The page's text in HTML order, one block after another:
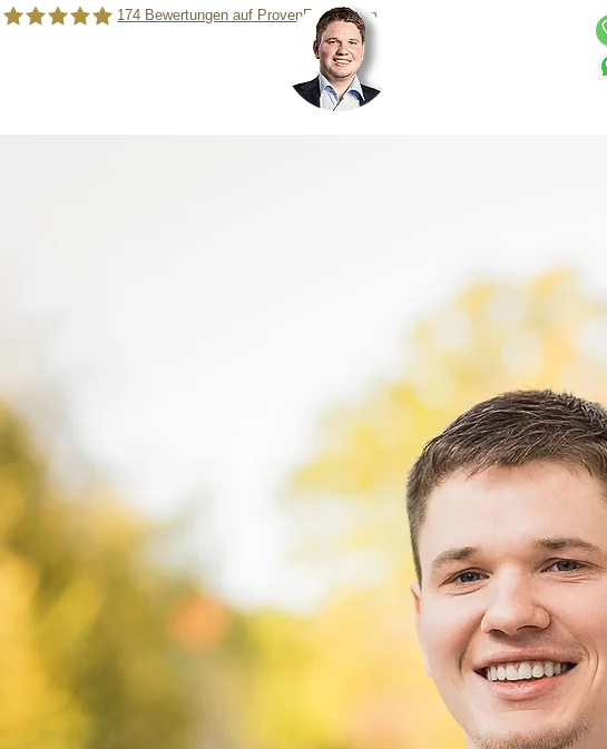
Rainer Schamberger |Versicherungsmakler für das Handwerk
174 Bewertungen auf ProvenExpert.com